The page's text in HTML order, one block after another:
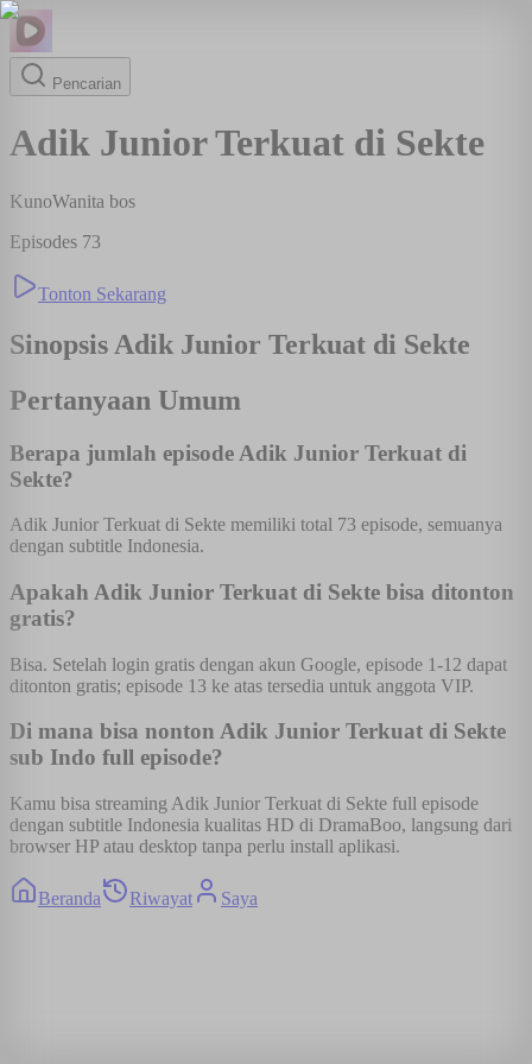
Pencarian
Adik Junior Terkuat di Sekte
KunoWanita bos
Episodes 73
Tonton Sekarang
Sinopsis Adik Junior Terkuat di Sekte
Pertanyaan Umum
Berapa jumlah episode Adik Junior Terkuat di
Sekte?
Adik Junior Terkuat di Sekte memiliki total 73 episode, semuanya
dengan subtitle Indonesia.
Apakah Adik Junior Terkuat di Sekte bisa ditonton
gratis?
Bisa. Setelah login gratis dengan akun Google, episode 1-12 dapat
ditonton gratis; episode 13 ke atas tersedia untuk anggota VIP.
Di mana bisa nonton Adik Junior Terkuat di Sekte
sub Indo full episode?
Kamu bisa streaming Adik Junior Terkuat di Sekte full episode
dengan subtitle Indonesia kualitas HD di DramaBoo, langsung dari
browser HP atau desktop tanpa perlu install aplikasi.
Beranda Riwayat Saya